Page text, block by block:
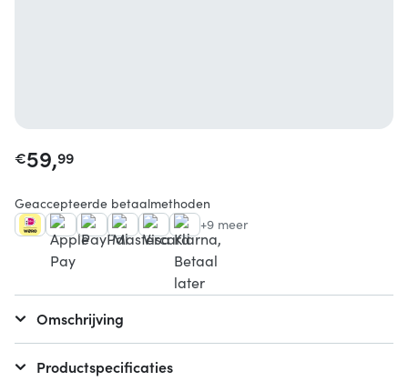
€59,99
Geaccepteerde betaalmethoden
+9 meer
Omschrijving
Productspecificaties